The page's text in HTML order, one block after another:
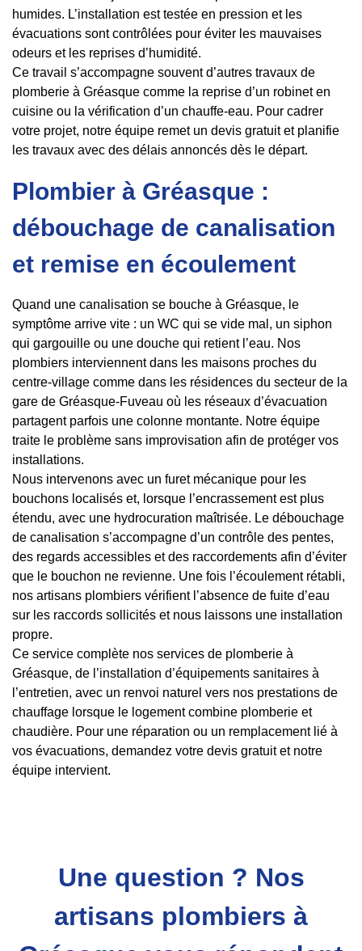
humides. L’installation est testée en pression et les
évacuations sont contrôlées pour éviter les mauvaises
odeurs et les reprises d’humidité.
Ce travail s’accompagne souvent d’autres travaux de
plomberie à Gréasque comme la reprise d’un robinet en
cuisine ou la vérification d’un chauffe-eau. Pour cadrer
votre projet, notre équipe remet un devis gratuit et planifie
les travaux avec des délais annoncés dès le départ.
Plombier à Gréasque :
débouchage de canalisation
et remise en écoulement
Quand une canalisation se bouche à Gréasque, le
symptôme arrive vite : un WC qui se vide mal, un siphon
qui gargouille ou une douche qui retient l’eau. Nos
plombiers interviennent dans les maisons proches du
centre-village comme dans les résidences du secteur de la
gare de Gréasque-Fuveau où les réseaux d’évacuation
partagent parfois une colonne montante. Notre équipe
traite le problème sans improvisation afin de protéger vos
installations.
Nous intervenons avec un furet mécanique pour les
bouchons localisés et, lorsque l’encrassement est plus
étendu, avec une hydrocuration maîtrisée. Le débouchage
de canalisation s’accompagne d’un contrôle des pentes,
des regards accessibles et des raccordements afin d’éviter
que le bouchon ne revienne. Une fois l’écoulement rétabli,
nos artisans plombiers vérifient l’absence de fuite d’eau
sur les raccords sollicités et nous laissons une installation
propre.
Ce service complète nos services de plomberie à
Gréasque, de l’installation d’équipements sanitaires à
l’entretien, avec un renvoi naturel vers nos prestations de
chauffage lorsque le logement combine plomberie et
chaudière. Pour une réparation ou un remplacement lié à
vos évacuations, demandez votre devis gratuit et notre
équipe intervient.
Une question ? Nos
artisans plombiers à